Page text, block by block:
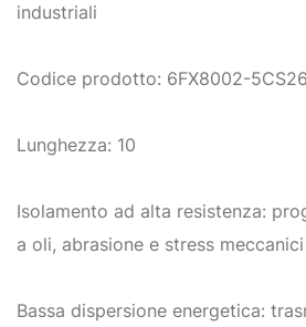
industriali
Codice prodotto: 6FX8002-
Lunghezza: 10
Isolamento ad alta resistenza:
a oli, abrasione e stress meccanici
Bassa dispersione energetica: